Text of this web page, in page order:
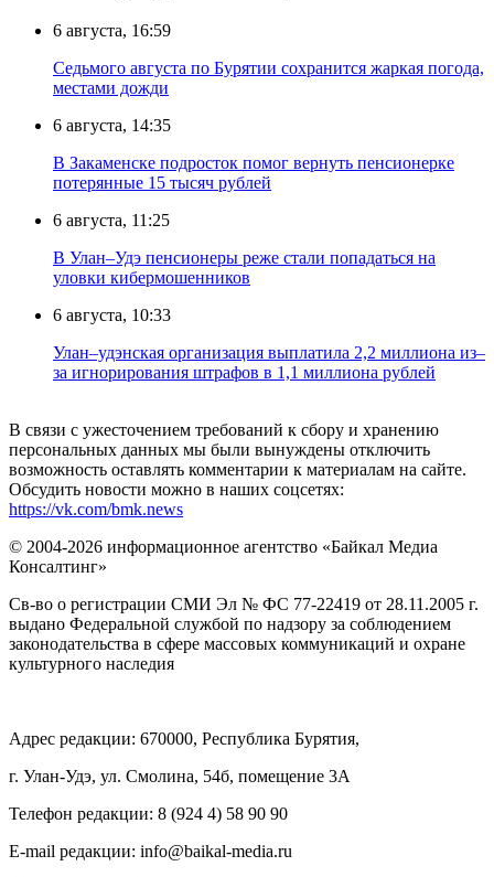
6 августа, 16:59
Седьмого августа по Бурятии сохранится жаркая погода,
местами дожди
6 августа, 14:35
В Закаменске подросток помог вернуть пенсионерке
потерянные 15 тысяч рублей
6 августа, 11:25
В Улан–Удэ пенсионеры реже стали попадаться на
уловки кибермошенников
6 августа, 10:33
Улан–удэнская организация выплатила 2,2 миллиона из–
за игнорирования штрафов в 1,1 миллиона рублей
В связи с ужесточением требований к сбору и хранению
персональных данных мы были вынуждены отключить
возможность оставлять комментарии к материалам на сайте.
Обсудить новости можно в наших соцсетях:
https://vk.com/bmk.news
© 2004-2026 информационное агентство «Байкал Медиа
Консалтинг»
Св-во о регистрации СМИ Эл № ФС 77-22419 от 28.11.2005 г.
выдано Федеральной службой по надзору за соблюдением
законодательства в сфере массовых коммуникаций и охране
культурного наследия
Адрес редакции: 670000, Республика Бурятия,
г. Улан-Удэ, ул. Смолина, 54б, помещение 3А
Телефон редакции: ‎‎8 (924 4) 58 90 90
E-mail редакции: info@baikal-media.ru